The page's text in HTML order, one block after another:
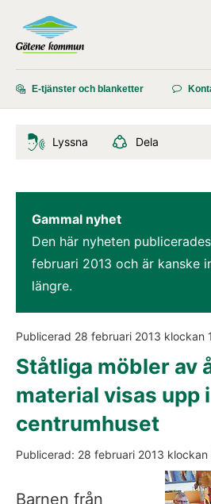
E-tjänster och blanketter
Lyssna Dela
Gammal nyhet
Den här nyheten publicerades
februari 2013 och är kanske
längre.
Publicerad 28 februari 2013 klockan
Ståtliga möbler av
material visas upp i
centrumhuset
Publicerad: 28 februari 2013 klockan
Barnen från